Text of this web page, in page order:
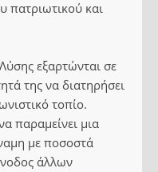
και
εξαρτώνται σε
της να διατηρήσει
τοπίο.
παραμείνει μια
με ποσοστά
άλλων